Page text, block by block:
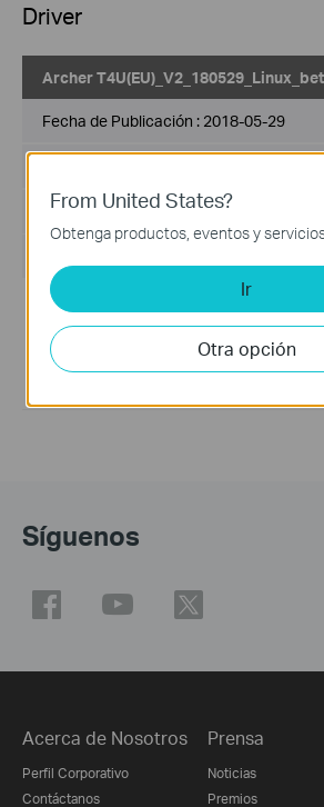
Driver
Archer
Fecha de Publicación : 2018-05-29
Tamaño del Archivo :4.07 MB
1. For Archer T4U v2/Archer T4UH v2/
2. For Linux kernel version 2.6.24 ~ 4.7.
3. Support monitor mode.
4. This is a beta version; unknown bugs
Síguenos
Acerca de Nosotros
Perfil Corporativo
Contáctanos
Prensa
Noticias
Premios
From United States?
Obtenga productos, eventos y
Ir
Otra opción